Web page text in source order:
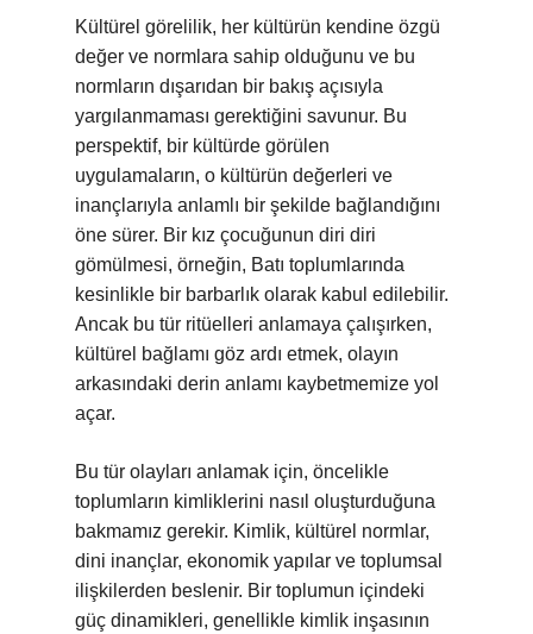
Kültürel görelilik, her kültürün kendine özgü
değer ve normlara sahip olduğunu ve bu
normların dışarıdan bir bakış açısıyla
yargılanmaması gerektiğini savunur. Bu
perspektif, bir kültürde görülen
uygulamaların, o kültürün değerleri ve
inançlarıyla anlamlı bir şekilde bağlandığını
öne sürer. Bir kız çocuğunun diri diri
gömülmesi, örneğin, Batı toplumlarında
kesinlikle bir barbarlık olarak kabul edilebilir.
Ancak bu tür ritüelleri anlamaya çalışırken,
kültürel bağlamı göz ardı etmek, olayın
arkasındaki derin anlamı kaybetmemize yol
açar.
Bu tür olayları anlamak için, öncelikle
toplumların kimliklerini nasıl oluşturduğuna
bakmamız gerekir. Kimlik, kültürel normlar,
dini inançlar, ekonomik yapılar ve toplumsal
ilişkilerden beslenir. Bir toplumun içindeki
güç dinamikleri, genellikle kimlik inşasının